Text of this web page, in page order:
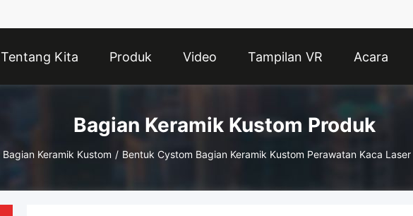
Tentang Kita Produk Video Tampilan VR Acara
Bagian Keramik Kustom Produk
Bagian Keramik Kustom / Bentuk Cystom Bagian Keramik Kustom Perawatan Kaca